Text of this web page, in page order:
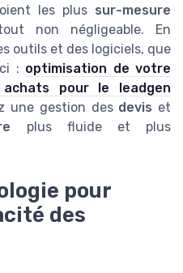
les plus sur-mesure
non négligeable. En
outils et des logiciels, que
: optimisation de votre
pour le leadgen
une gestion des devis et
plus fluide et plus
pour
des